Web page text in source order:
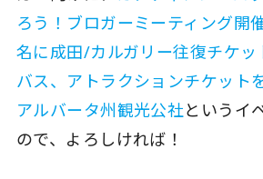
ろう！ブロガーミーティング開
名に成田/カルガリー往復チケッ
バス、アトラクションチケット
アルバータ州観光公社というイ
ので、よろしければ！